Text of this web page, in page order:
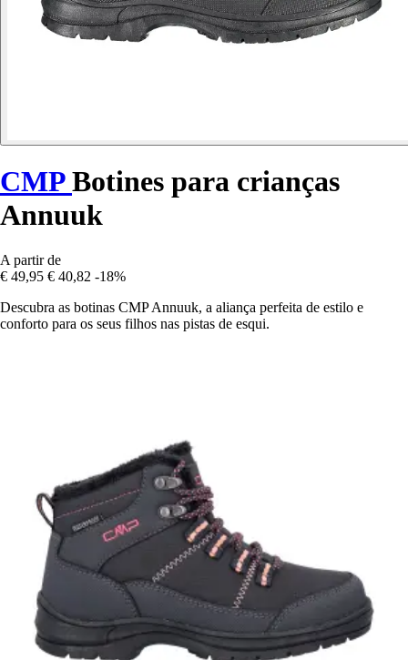
CMPBotines para crianças
Annuuk
A partir de
€ 49,95 € 40,82 -18%
Descubra as botinas CMP Annuuk, a aliança perfeita de estilo e
conforto para os seus filhos nas pistas de esqui.